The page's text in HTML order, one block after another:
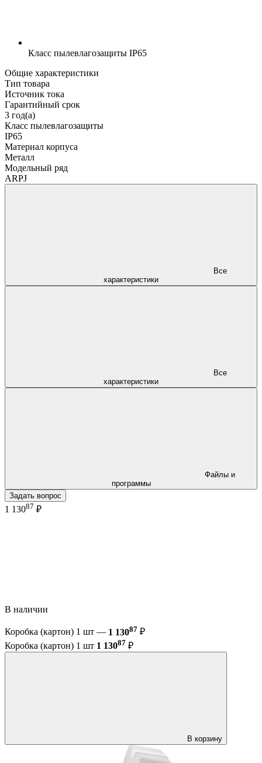
Класс пылевлагозащиты IP65
Общие характеристики
Тип товара
Источник тока
Гарантийный срок
3 год(а)
Класс пылевлагозащиты
IP65
Материал корпуса
Металл
Модельный ряд
ARPJ
характеристики
характеристики
программы
Задать вопрос
1 13087 ₽
В наличии
Коробка (картон) 1 шт — 1 13087 ₽
Коробка (картон) 1 шт 1 13087 ₽
В корзину